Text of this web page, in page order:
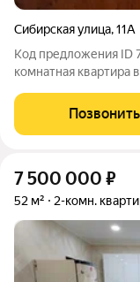
Сибирская улица,11А
Код предложения ID
комнатная квартира
вагонкой). Удачная
Ванная и санузел-
Позвонить
7 500 000 ₽
52 м² 2-комн.